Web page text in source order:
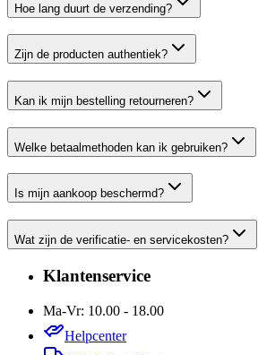
Hoe lang duurt de verzending?
Zijn de producten authentiek?
Kan ik mijn bestelling retourneren?
Welke betaalmethoden kan ik gebruiken?
Is mijn aankoop beschermd?
Wat zijn de verificatie- en servicekosten?
Klantenservice
Ma-Vr: 10.00 - 18.00
Helpcenter